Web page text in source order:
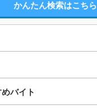
かんたん検索はこちら
バイト